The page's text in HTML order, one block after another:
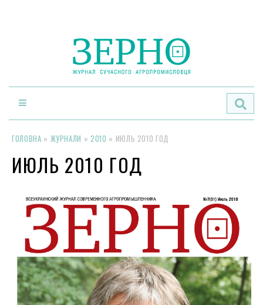
ГОЛОВНА » ЖУРНАЛИ »2010 » ИЮЛЬ 2010 ГОД
ИЮЛЬ 2010 ГОД